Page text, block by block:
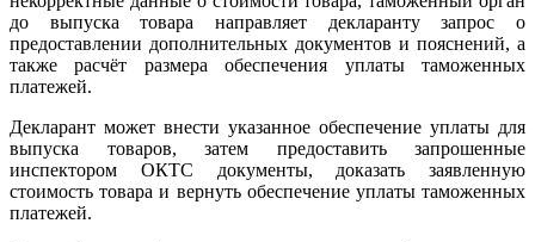
до выпуска товара направляет декларанту запрос о
предоставлении дополнительных документов и пояснений, а
также расчёт размера обеспечения уплаты таможенных
платежей.
Декларант может внести указанное обеспечение уплаты для
выпуска товаров, затем предоставить запрошенные
инспектором ОКТС документы, доказать заявленную
стоимость товара и вернуть обеспечение уплаты таможенных
платежей.